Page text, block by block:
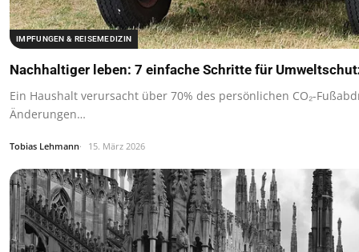
IMPFUNGEN & REISEMEDIZIN
Nachhaltiger leben: 7 einfache Schritte für
Ein Haushalt verursacht über 70% des persönlichen CO₂-
Änderungen…
Tobias Lehmann 15. März 2026